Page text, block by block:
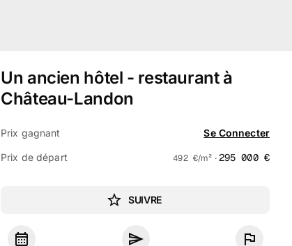
Un ancien hôtel - restaurant à
Château-Landon
Prix gagnant Se Connecter
Prix de départ 492 €/m² · 295 000 €
SUIVRE